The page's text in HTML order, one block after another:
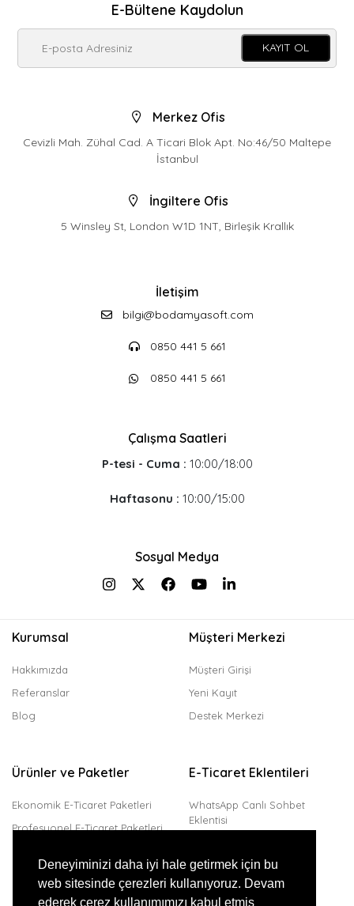
Deneyiminizi daha iyi hale getirmek için bu
web sitesinde çerezleri kullanıyoruz. Devam
ederek çerez kullanımımızı kabul etmiş
E-Bültene Kaydolun
KAYIT OL
Merkez Ofis
Cevizli Mah. Zühal Cad. A Ticari Blok Apt. No:46/50 Maltepe
İstanbul
İngiltere Ofis
5 Winsley St, London W1D 1NT, Birleşik Krallık
İletişim
bilgi@bodamyasoft.com
0850 441 5 661
0850 441 5 661
Çalışma Saatleri
P-tesi - Cuma : 10:00/18:00
Haftasonu : 10:00/15:00
Sosyal Medya
Kurumsal
Hakkımızda
Referanslar
Blog
Müşteri Merkezi
Müşteri Girişi
Yeni Kayıt
Destek Merkezi
Ürünler ve Paketler
Ekonomik E-Ticaret Paketleri
Profesyonel E-Ticaret Paketleri
E-Ticaret Eklentileri
WhatsApp Canlı Sohbet
Eklentisi
Amazon Entegrasyonu
JivoChat Canlı Destek